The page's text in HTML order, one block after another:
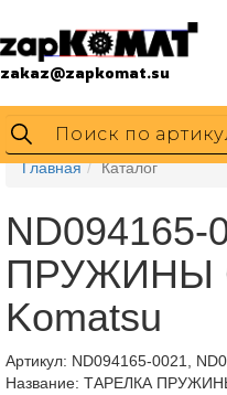
zakaz@zapkomat.su
Главная Каталог
ПРУЖИНЫ
Komatsu
Артикул: ND094165-0021,
Название: ТАРЕЛКА